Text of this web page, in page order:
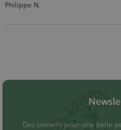
Philippe N.
Des conseils pour une belle